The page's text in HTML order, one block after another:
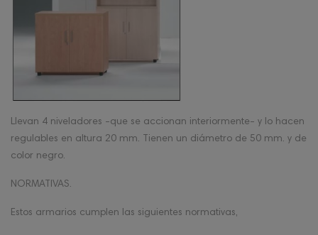
Llevan 4 niveladores -que se accionan interiormente- y lo hacen
regulables en altura 20 mm. Tienen un diámetro de 50 mm. y de
color negro.
NORMATIVAS.
Estos armarios cumplen las siguientes normativas,